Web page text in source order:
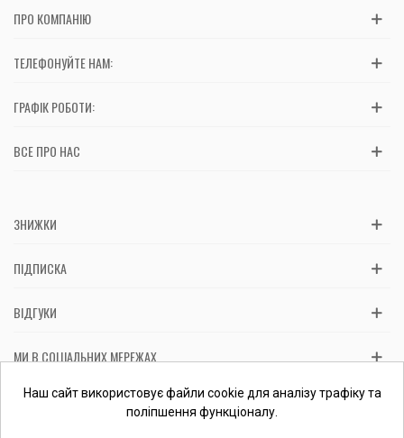
ПРО КОМПАНІЮ
ТЕЛЕФОНУЙТЕ НАМ:
ГРАФІК РОБОТИ:
ВСЕ ПРО НАС
ЗНИЖКИ
ПІДПИСКА
ВІДГУКИ
МИ В СОЦІАЛЬНИХ МЕРЕЖАХ
Вас обслуговує: ФОП Косташ С.І., номер запису в ЄДР 2 673 000
0000 057597 від 06.01.2017.Перевірити ФОП
Наш сайт використовує файли cookie для аналізу трафіку та
поліпшення функціоналу.